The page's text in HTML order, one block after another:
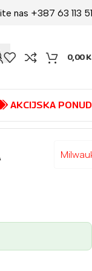
nas +387 63 113
0,00
AKCIJSKA